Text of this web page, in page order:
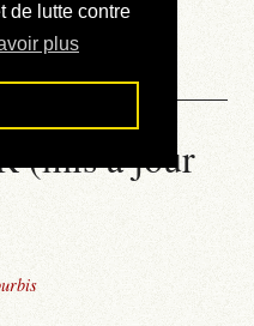
de lutte contre
plus
(mis à jour